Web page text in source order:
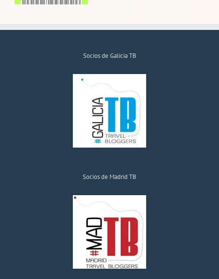
Socios de Galicia TB
Socios de Madrid TB